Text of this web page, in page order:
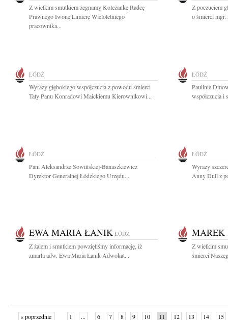
Z wielkim smutkiem żegnamy Koleżankę Radcę
Prawnego Iwonę Limierę Wieloletniego
pracownika...
Z poczuciem
o śmierci
ŁÓDŹ
Wyrazy głębokiego współczucia z powodu śmierci
Taty Panu Konradowi Maickiemu Kierownikowi...
ŁÓDŹ
Paulinie
współczucia i
ŁÓDŹ
Pani Aleksandrze Sowińskiej-Banaszkiewicz
Dyrektor Generalnej Łódzkiego Urzędu...
ŁÓDŹ
Wyrazy
Anny Dull z
EWA MARIA ŁANIK ŁÓDŹ
Z żalem i smutkiem powzięliśmy informację, iż
zmarła adw. Ewa Maria Łanik Adwokat...
Z wielkim
śmierci
« poprzednie 1 ... 6 7 8 9 10 11 12 13 14 15